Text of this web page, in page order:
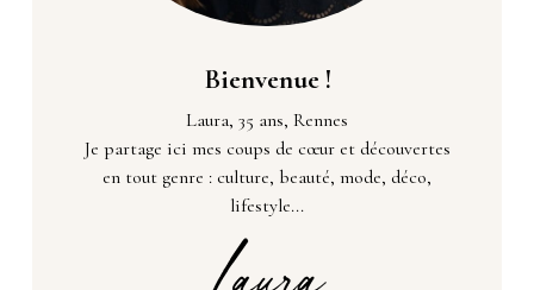
Bienvenue !
Laura, 35 ans, Rennes
Je partage ici mes coups de cœur et découvertes
en tout genre : culture, beauté, mode, déco,
lifestyle...